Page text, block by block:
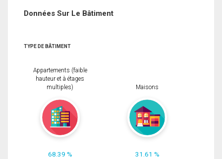
Données Sur Le Bâtiment
TYPE DE BÂTIMENT
Appartements (faible
hauteur et à étages
multiples)
68.39 %
Maisons
31.61 %